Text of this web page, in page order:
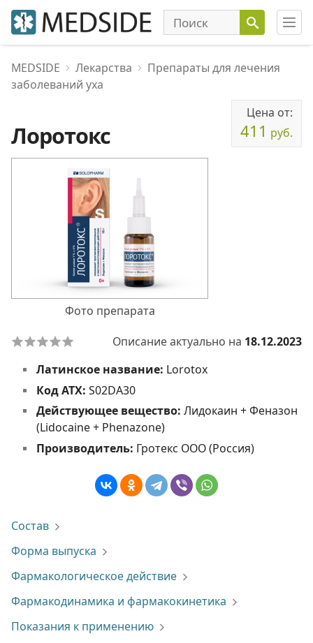
MEDSIDE Лекарства
Препараты для лечения
заболеваний уха
Лоротокс
Цена от:
411 руб.
Фото препарата
Описание актуально на 18.12.2023
Латинское название: Lorotox
Код АТХ: S02DA30
Действующее вещество: Лидокаин + Феназон
(Lidocaine + Phenazone)
Производитель: Гротекс ООО (Россия)
Состав
Форма выпуска
Фармакологическое действие
Фармакодинамика и фармакокинетика
Показания к применению